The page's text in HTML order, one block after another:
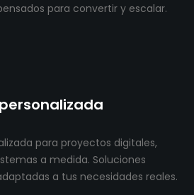
para convertir y escalar.
para proyectos digitales,
a medida. Soluciones
a tus necesidades reales.